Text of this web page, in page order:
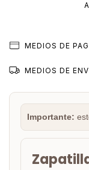
MEDIOS DE
MEDIOS DE
Importante: